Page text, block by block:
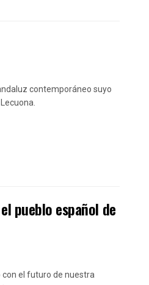
contemporáneo suyo
pueblo español de
el futuro de nuestra